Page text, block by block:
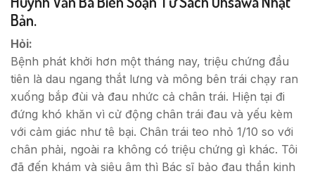
Bản.
Hỏi:
Bệnh phát khởi hơn một tháng nay, triệu chứng đầu
tiên là dau ngang thắt lưng và mông bên trái chạy ran
xuống bắp đùi và đau nhức cả chân trái. Hiện tại đi
đứng khó khăn vì cử động chân trái đau và yếu kèm
với cảm giác như tê bại. Chân trái teo nhỏ 1/10 so với
chân phải, ngoài ra không có triệu chứng gì khác. Tôi
đã đến khám và siêu âm thì Bác sĩ bảo đau thần kinh